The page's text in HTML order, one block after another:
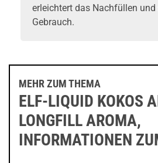
erleichtert das Nachfüllen
Gebrauch.
MEHR ZUM THEMA
ELF-LIQUID KOKOS
LONGFILL AROMA,
INFORMATIONEN